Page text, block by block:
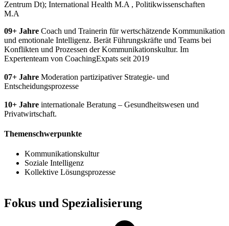
Zentrum Dt); International Health M.A , Politikwissenschaften
M.A
09+ Jahre Coach und Trainerin für wertschätzende Kommunikation
und emotionale Intelligenz. Berät Führungskräfte und Teams bei
Konflikten und Prozessen der Kommunikationskultur. Im
Expertenteam von CoachingExpats seit 2019
07+ Jahre Moderation partizipativer Strategie- und
Entscheidungsprozesse
10+ Jahre internationale Beratung – Gesundheitswesen und
Privatwirtschaft.
Themenschwerpunkte
Kommunikationskultur
Soziale Intelligenz
Kollektive Lösungsprozesse
Fokus und Spezialisierung